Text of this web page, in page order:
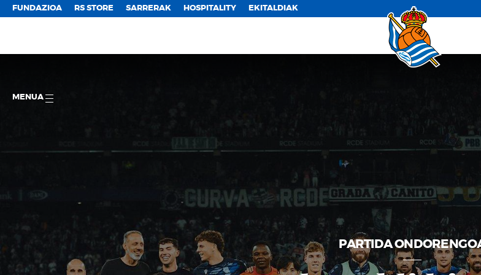
FUNDAZIOA RS STORE SARRERAK HOSPITALITY EKITALDIAK
MENUA
PARTIDA